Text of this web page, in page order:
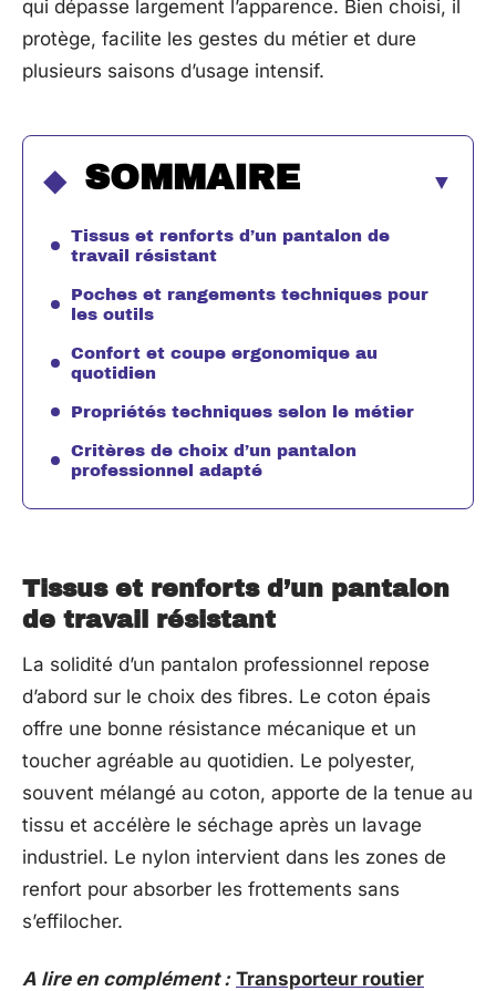
qui dépasse largement l’apparence. Bien choisi, il
protège, facilite les gestes du métier et dure
plusieurs saisons d’usage intensif.
SOMMAIRE
Tissus et renforts d’un pantalon de
travail résistant
Poches et rangements techniques pour
les outils
Confort et coupe ergonomique au
quotidien
Propriétés techniques selon le métier
Critères de choix d’un pantalon
professionnel adapté
Tissus et renforts d’un pantalon
de travail résistant
La solidité d’un pantalon professionnel repose
d’abord sur le choix des fibres. Le coton épais
offre une bonne résistance mécanique et un
toucher agréable au quotidien. Le polyester,
souvent mélangé au coton, apporte de la tenue au
tissu et accélère le séchage après un lavage
industriel. Le nylon intervient dans les zones de
renfort pour absorber les frottements sans
s’effilocher.
A lire en complément : Transporteur routier